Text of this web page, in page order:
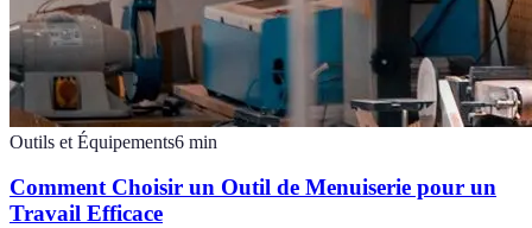
Outils et Équipements6 min
Comment Choisir un Outil de Menuiserie pour un
Travail Efficace